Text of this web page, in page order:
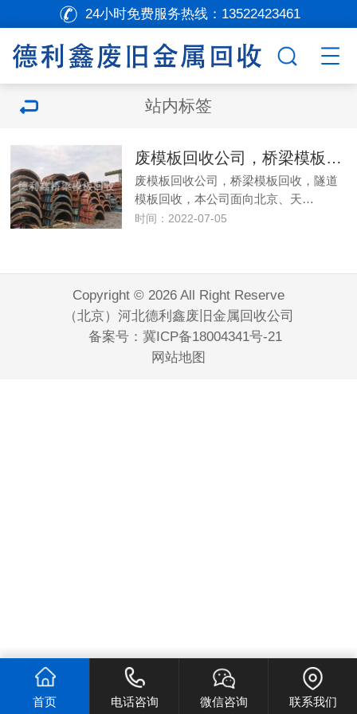
24小时免费服务热线： 13522423461
站内标签
废模板回收公司，桥梁模板回收，
废模板回收公司，桥梁模板回收，隧道
模板回收，本公司面向北京、天…
时间：2022-07-05
Copyright © 2026 All Right Reserve
（北京）河北德利鑫废旧金属回收公司
备案号： 冀ICP备18004341号-21
网站地图
首页 电话咨询 微信咨询 联系我们